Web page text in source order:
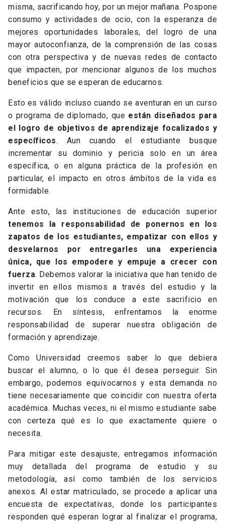
misma, sacrificando hoy, por un mejor mañana. Pospone
consumo y actividades de ocio, con la esperanza de
mejores oportunidades laborales, del logro de una
mayor autoconfianza, de la comprensión de las cosas
con otra perspectiva y de nuevas redes de contacto
que impacten, por mencionar algunos de los muchos
beneficios que se esperan de educarnos.
Esto es válido incluso cuando se aventuran en un curso
o programa de diplomado, que están diseñados para
el logro de objetivos de aprendizaje focalizados y
específicos. Aun cuando el estudiante busque
incrementar su dominio y pericia solo en un área
específica, o en alguna práctica de la profesión en
particular, el impacto en otros ámbitos de la vida es
formidable.
Ante esto, las instituciones de educación superior
tenemos la responsabilidad de ponernos en los
zapatos de los estudiantes, empatizar con ellos y
desvelarnos por entregarles una experiencia
única, que los empodere y empuje a crecer con
fuerza. Debemos valorar la iniciativa que han tenido de
invertir en ellos mismos a través del estudio y la
motivación que los conduce a este sacrificio en
recursos. En síntesis, enfrentamos la enorme
responsabilidad de superar nuestra obligación de
formación y aprendizaje.
Como Universidad creemos saber lo que debiera
buscar el alumno, o lo que él desea perseguir. Sin
embargo, podemos equivocarnos y esta demanda no
tiene necesariamente que coincidir con nuestra oferta
académica. Muchas veces, ni el mismo estudiante sabe
con certeza qué es lo que exactamente quiere o
necesita.
Para mitigar este desajuste, entregamos información
muy detallada del programa de estudio y su
metodología, así como también de los servicios
anexos. Al estar matriculado, se procede a aplicar una
encuesta de expectativas, donde los participantes
responden qué esperan lograr al finalizar el programa,